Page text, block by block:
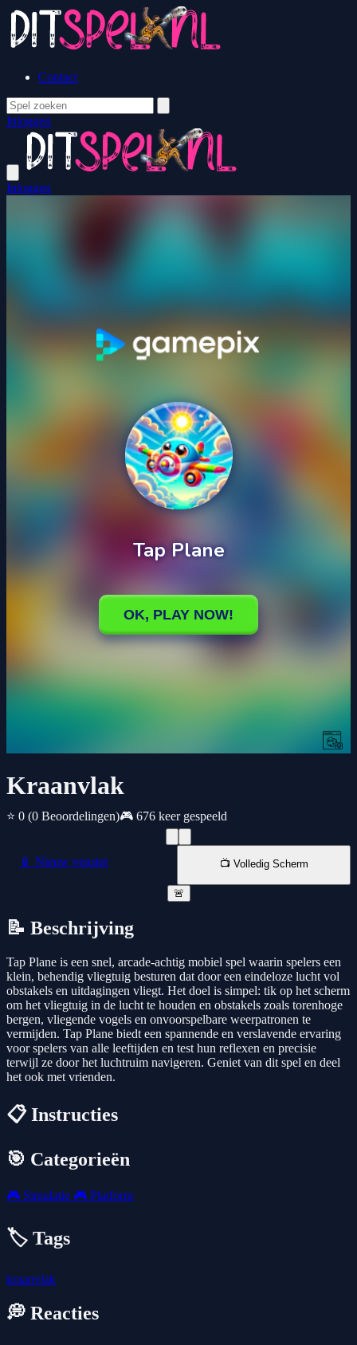
Contact
Inloggen
Inloggen
Kraanvlak
⭐ 0 (0 Beoordelingen)🎮 676 keer gespeeld
📱 Nieuw venster 📺 Volledig Scherm
🚨
📝 Beschrijving
Tap Plane is een snel, arcade-achtig mobiel spel waarin spelers een
klein, behendig vliegtuig besturen dat door een eindeloze lucht vol
obstakels en uitdagingen vliegt. Het doel is simpel: tik op het scherm
om het vliegtuig in de lucht te houden en obstakels zoals torenhoge
bergen, vliegende vogels en onvoorspelbare weerpatronen te
vermijden. Tap Plane biedt een spannende en verslavende ervaring
voor spelers van alle leeftijden en test hun reflexen en precisie
terwijl ze door het luchtruim navigeren. Geniet van dit spel en deel
het ook met vrienden.
📋 Instructies
🎯 Categorieën
🎮 Simulatie 🎮 Platform
🏷️ Tags
kraanvlak
💭 Reacties